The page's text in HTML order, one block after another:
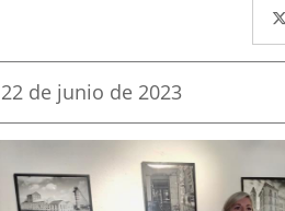
Fecha
la
22 de junio de 2023